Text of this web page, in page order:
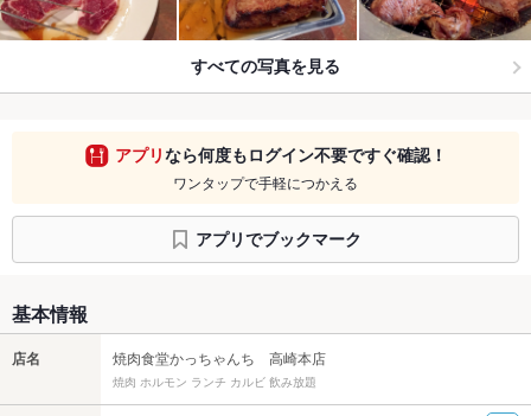
すべての写真を見る
アプリなら何度もログイン不要ですぐ確認！
ワンタップで手軽につかえる
アプリでブックマーク
基本情報
店名 焼肉食堂かっちゃんち 高崎本店
焼肉 ホルモン ランチ カルビ 飲み放題